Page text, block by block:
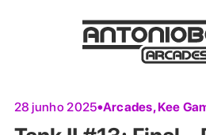
28 junho 2025 Arcades,Kee